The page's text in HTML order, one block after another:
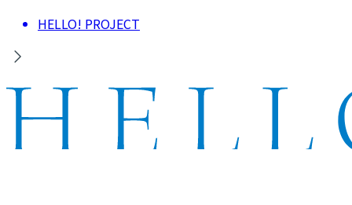
HELLO! PROJECT